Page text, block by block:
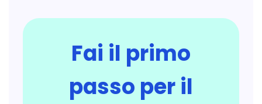
Fai il primo
passo per il